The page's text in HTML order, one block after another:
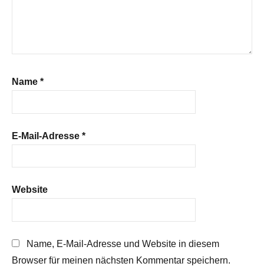
Name *
E-Mail-Adresse *
Website
Name, E-Mail-Adresse und Website in diesem
Browser für meinen nächsten Kommentar speichern.